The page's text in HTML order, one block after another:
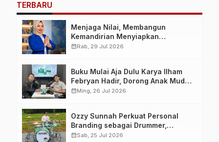
TERBARU
Menjaga Nilai, Membangun
Kemandirian Menyiapkan
Kepemimpinan Ekonomi Perempuan
Jamaah
calendar_monthRab, 29 Jul 2026
Buku Mulai Aja Dulu Karya Ilham
Febryan Hadir, Dorong Anak Muda
Berhenti Menunda dan Mulai
calendar_monthMing, 26 Jul 2026
Ozzy Sunnah Perkuat Personal
Branding sebagai Drummer,
Produser, dan Sutradara Melalui
calendar_monthSab, 25 Jul 2026